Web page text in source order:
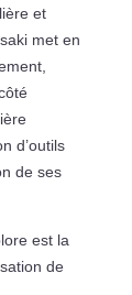
et
met en
d’outils
de ses
est la
de